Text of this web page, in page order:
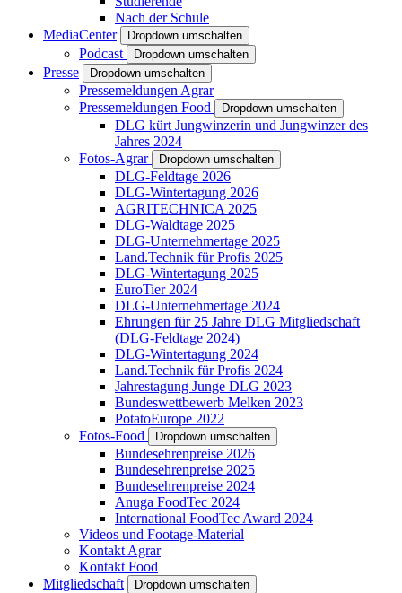
Nach der Schule
MediaCenter
Dropdown umschalten
Podcast Dropdown umschalten
Presse Dropdown umschalten
Pressemeldungen Agrar
Pressemeldungen Food
Dropdown umschalten
DLG kürt Jungwinzerin und Jungwinzer des
Jahres 2024
Fotos-Agrar
Dropdown umschalten
DLG-Feldtage 2026
DLG-Wintertagung 2026
AGRITECHNICA 2025
DLG-Waldtage 2025
DLG-Unternehmertage 2025
Land.Technik für Profis 2025
DLG-Wintertagung 2025
EuroTier 2024
DLG-Unternehmertage 2024
Ehrungen für 25 Jahre DLG Mitgliedschaft
(DLG-Feldtage 2024)
DLG-Wintertagung 2024
Land.Technik für Profis 2024
Jahrestagung Junge DLG 2023
Bundeswettbewerb Melken 2023
PotatoEurope 2022
Fotos-Food
Dropdown umschalten
Bundesehrenpreise 2026
Bundesehrenpreise 2025
Bundesehrenpreise 2024
Anuga FoodTec 2024
International FoodTec Award 2024
Videos und Footage-Material
Kontakt Agrar
Kontakt Food
Mitgliedschaft
Dropdown umschalten